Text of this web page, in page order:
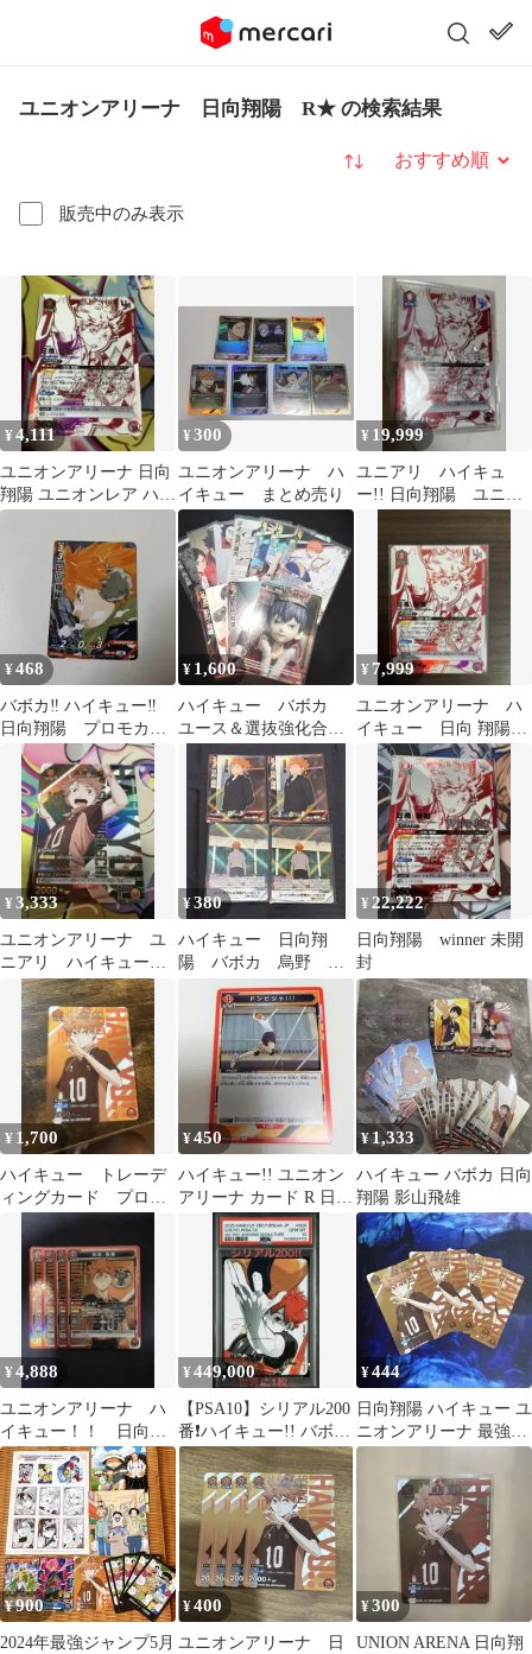
ユニオンアリーナ 日向翔陽 R★ の検索結果
販売中のみ表示
並び替え
¥4,111
ユニオンアリーナ 日向
翔陽 ユニオンレア ハイ
キュー
¥300
ユニオンアリーナ ハ
イキュー まとめ売り
¥ 19,999
ユニアリ ハイキュ
ー!! 日向翔陽 ユニオ
¥468
バボカ‼︎ ハイキュー‼︎
日向翔陽 プロモカー
¥ 1,600
ハイキュー バボカ
ユース＆選抜強化合
宿 まとめ
¥ 7,999
ユニオンアリーナ ハ
イキュー 日向 翔陽
（ユニオンレア・未開
封）
¥3,333
ユニオンアリーナ ユ
ニアリ ハイキュー
日向翔陽 R パラレル
¥380
ハイキュー 日向翔
陽 バボカ 烏野 R
イベントカード
¥22,222
日向翔陽 winner 未開
封
¥ 1,700
ハイキュー トレーデ
ィングカード プロ
モ 最強ジャンプ
¥450
ハイキュー!! ユニオン
アリーナ カード R 日向
翔陽3
¥1,333
ハイキュー バボカ 日向
翔陽 影山飛雄
¥4,888
ユニオンアリーナ ハ
イキュー！！ 日向翔
陽 SR 4枚
¥449,000
【PSA10】シリアル200
番❗️ハイキュー!! バボ
カ! 日向翔陽 サイン 極
¥444
日向翔陽 ハイキュー ユ
ニオンアリーナ 最強ジ
ャンプ プロモ 4枚セッ
¥900
2024年最強ジャンプ5月
¥400
ユニオンアリーナ 日
¥300
UNION ARENA 日向翔